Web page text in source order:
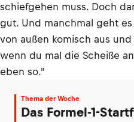
schiefgehen muss. Doch
gut. Und manchmal geht
von außen komisch aus
wenn du mal die Scheiße
eben so."
Thema der Woche
Das Formel-1-